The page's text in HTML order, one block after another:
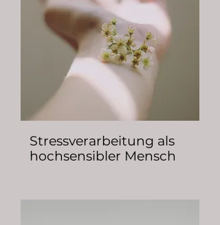
Stressverarbeitung als
hochsensibler Mensch